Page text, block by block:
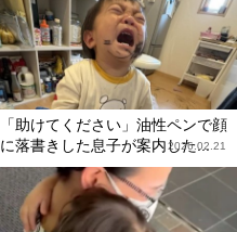
「助けてください」油性ペンで顔
に落書きした息子が案内した...
2026.02.21